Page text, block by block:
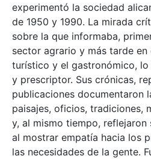
experimentó la sociedad
de 1950 y 1990. La mirada
sobre la que informaba,
sector agrario y más tarde
turístico y el gastronómico,
y prescriptor. Sus crónicas,
publicaciones documentaron
paisajes, oficios, tradiciones,
y, al mismo tiempo,
al mostrar empatía hacia los
las necesidades de la gente.